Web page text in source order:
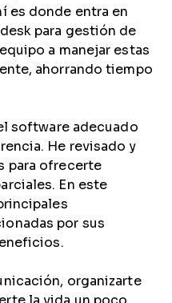
es donde entra en
para gestión de
a manejar estas
ahorrando tiempo
software adecuado
He revisado y
para ofrecerte
En este
por sus
organizarte
la vida un poco